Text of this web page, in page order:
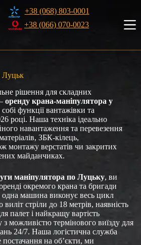
+38 (068) 803-0001
+38 (066) 070-0023
Луцьк
рішення для складних
оренду крана-маніпулятора у
функції вантажівки та
році. Наша техніка ідеально
навантаження та перевезення
ЗБК-кілець,
монтажу верстатів чи закритих
майданчиках.
маніпулятора по Луцьку, ви
окремого крана та бригади
одна машина виконує весь цикл
стріли до 18 метрів, наявність
палет і найкращу вартість
можливістю термінового виїзду для
24/7. Наша логістична служба
постачання на об’єкти, ми